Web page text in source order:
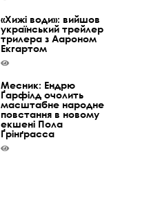
«Хижі води»: вийшов
український трейлер
трилера з Аароном
Екгартом
Месник: Ендрю
Ґарфілд очолить
масштабне народне
повстання в новому
екшені Пола
Ґрінґрасса